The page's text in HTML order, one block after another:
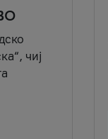
чиј